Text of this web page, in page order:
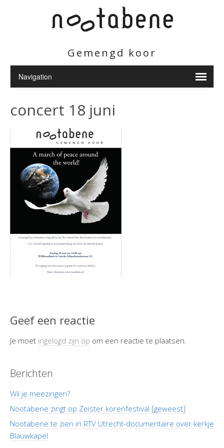
Gemengd koor
concert 18 juni
Geef een reactie
Je moet ingelogd zijn op om een reactie te plaatsen.
Berichten
Wil je meezingen?
Nootabene zingt op Zeister korenfestival [geweest]
Nootabene te zien in RTV Utrecht-documentaire over kerkje
Blauwkapel